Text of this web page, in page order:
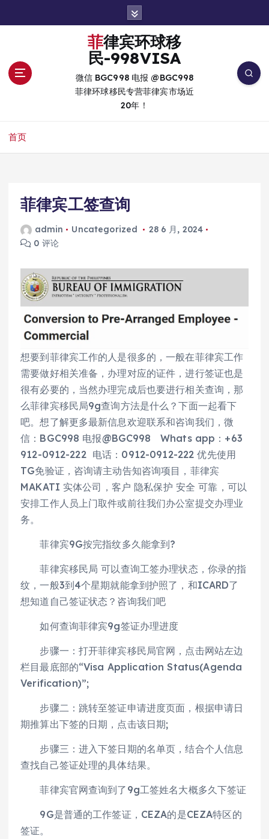
菲律宾环球移
民-998VISA
微信 BGC998 电报 @BGC998
菲律环球移民专营菲律宾市场近
20年！
首页
菲律宾工签查询
admin Uncategorized
28 6 月, 2024
0 评论
想要到菲律宾工作的人是很多的，一般在菲律宾工作
需要做好相关准备，办理对应的证件，进行签证也是
很有必要的，当然办理完成后也要进行相关查询，那
么菲律宾移民局9g查询方法是什么？下面一起看下
吧。想了解更多最新信息欢迎联系和咨询我们，微
信：BGC998 电报@BGC998 Whats app：+63
912-0912-222 电话：0912-0912-222 优先使用
TG免验证，咨询请主动告知咨询项目，菲律宾
MAKATI 实体公司，客户 隐私保护 安全 可靠，可以
安排工作人员上门取件或前往我们办公室提交办理业
务。
菲律宾9G按完指纹多久能拿到?
菲律宾移民局 可以查询工签办理状态，你录的指
纹，一般3到4个星期就能拿到护照了，和ICARD了
想知道自己签证状态？咨询我们吧
如何查询菲律宾9g签证办理进度
步骤一：打开菲律宾移民局官网，点击网站左边
栏目最底部的“Visa Application Status(Agenda
Verification)”;
步骤二：跳转至签证申请进度页面，根据申请日
期推算出下签的日期，点击该日期;
步骤三：进入下签日期的名单页，结合个人信息
查找自己签证处理的具体结果。
菲律宾官网查询到了9g工签姓名大概多久下签证
9G是普通的工作签证，CEZA的是CEZA特区的
签证。